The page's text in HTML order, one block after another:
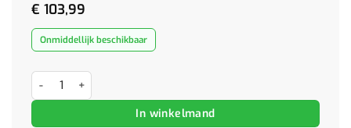
€ 103,99
Onmiddellijk beschikbaar
Hoge kast met opslag Bruin 90 x 33 x 75 cm Massief Mango Hout
In winkelmand